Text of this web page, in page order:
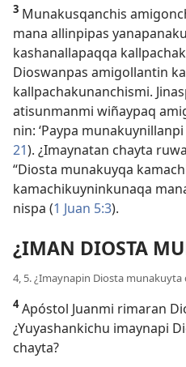
3 Munakusqanchis
mana allinpipas
kashanallapaqqa
Dioswanpas amigollantin
kallpachakunanchismi.
atisunmanmi wiñaypaq
nin: ‘Paypa
21). ¿Imaynatan chayta
“Diosta munakuyqa
kamachikuyninkunaqa
nispa (1 Juan 5:3).
¿IMAN DIOSTA
4, 5. ¿Imaynapin Diosta munakuyta
4Apóstol Juanmi rimaran
¿Yuyashankichu imaynapi
chayta?